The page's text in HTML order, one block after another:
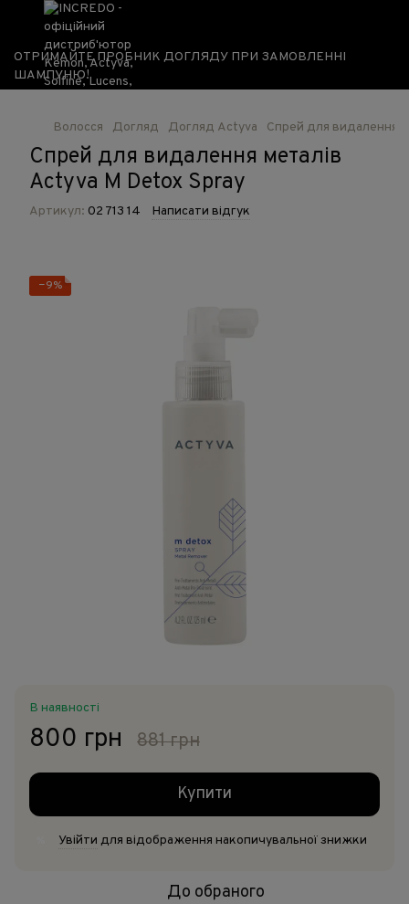
ОТРИМАЙТЕ ПРОБНИК ДОГЛЯДУ ПРИ ЗАМОВЛЕННІ
ШАМПУНЮ!
Волосся Догляд Догляд Actyva Спрей для видалення
Спрей для видалення металів
Actyva M Detox Spray
Артикул: 02 713 14 Написати відгук
−9%
В наявності
800 грн 881 грн
Купити
Увійти для відображення накопичувальної знижки
До обраного